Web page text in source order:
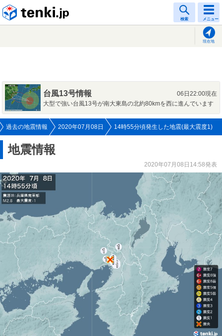
検索 メニュー
現在地
台風13号情報
06日22:00現在
大型で強い台風13号が南大東島の北約80kmを西に進んでいます
過去の地震情報 2020年07月08日 14時55分頃発生した地震(最大震度1)
地震情報
2020年07月08日14:58発表